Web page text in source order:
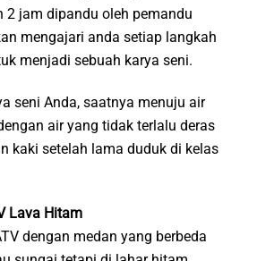
2 jam dipandu oleh pemandu
mengajari anda setiap langkah
menjadi sebuah karya seni.
seni Anda, saatnya menuju air
air yang tidak terlalu deras
kaki setelah lama duduk di kelas
Lava Hitam
dengan medan yang berbeda